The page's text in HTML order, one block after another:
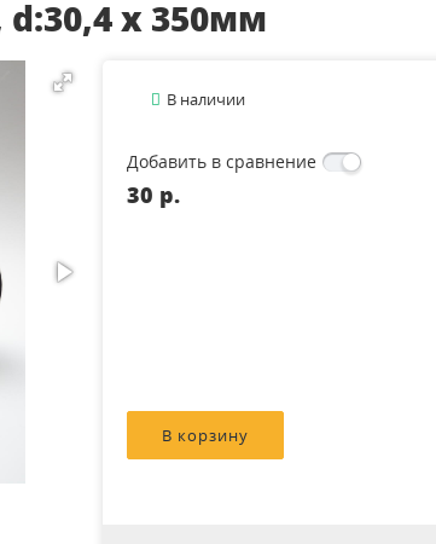
x 350мм
В наличии
Добавить в сравнение
30 p.